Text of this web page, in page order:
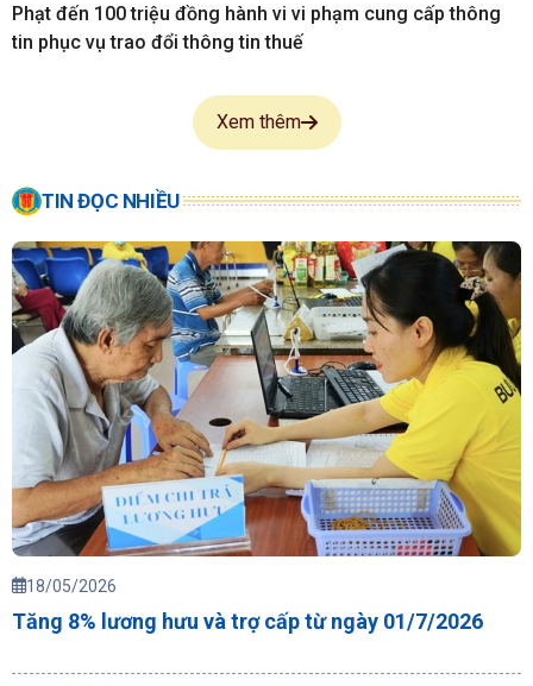
Phạt đến 100 triệu đồng hành vi vi phạm cung cấp thông
tin phục vụ trao đổi thông tin thuế
Xem thêm
TIN ĐỌC NHIỀU
18/05/2026
Tăng 8% lương hưu và trợ cấp từ ngày 01/7/2026